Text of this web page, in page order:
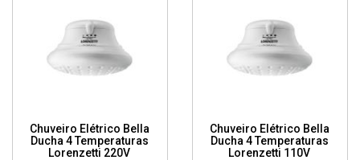
Chuveiro Elétrico Bella
Ducha 4 Temperaturas
Lorenzetti 220V
Chuveiro Elétrico Bella
Ducha 4 Temperaturas
Lorenzetti 110V